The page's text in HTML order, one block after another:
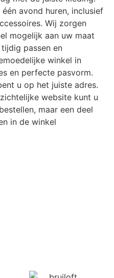
avond huren, inclusief
Wij zorgen
mogelijk aan uw maat
passen en
winkel in
en perfecte pasvorm.
u op het juiste adres.
website kunt u
maar een deel
in de winkel